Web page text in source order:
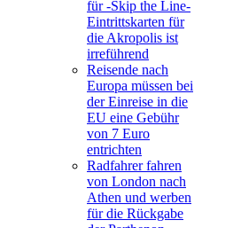
für -Skip the Line-
Eintrittskarten für
die Akropolis ist
irreführend
Reisende nach
Europa müssen bei
der Einreise in die
EU eine Gebühr
von 7 Euro
entrichten
Radfahrer fahren
von London nach
Athen und werben
für die Rückgabe